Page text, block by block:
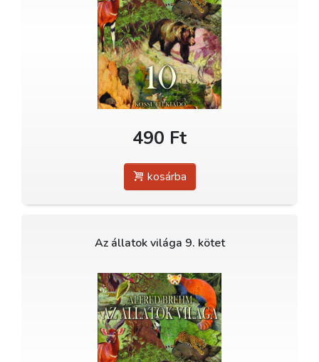
490 Ft
kosárba
Az állatok világa 9. kötet